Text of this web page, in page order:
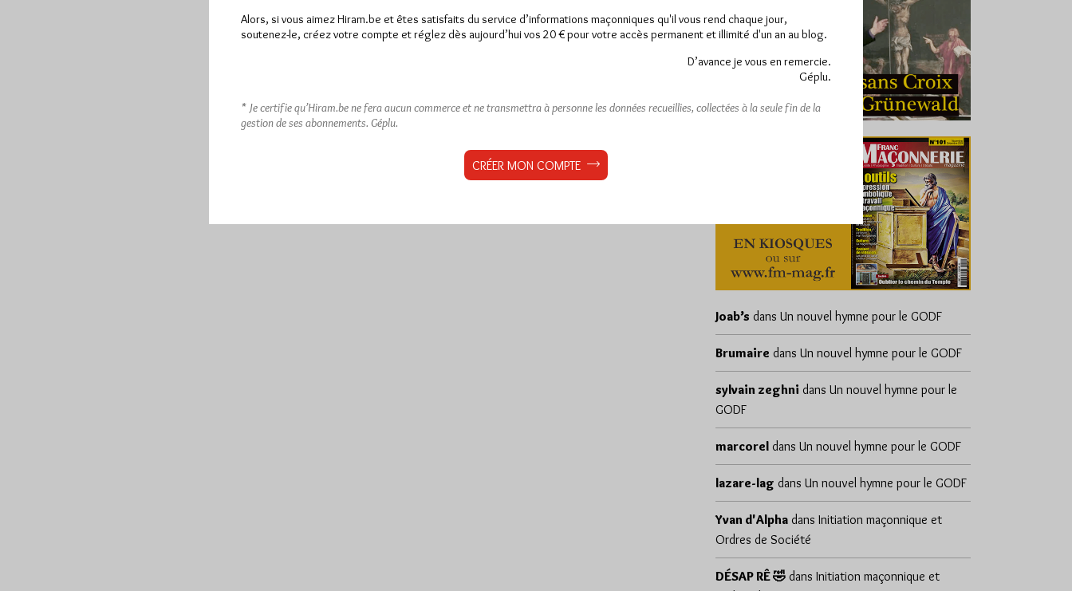
Joab’s dans Un nouvel hymne pour le GODF
Brumaire dans Un nouvel hymne pour le GODF
sylvain zeghni dans Un nouvel hymne pour le
GODF
marcorel dans Un nouvel hymne pour le GODF
lazare-lag dans Un nouvel hymne pour le GODF
Yvan d'Alpha dans Initiation maçonnique et
Ordres de Société
DÉSAP RÊ 🤣 dans Initiation maçonnique et
Alors, si vous aimez Hiram.be et êtes satisfaits du service d’informations maçonniques qu'il vous rend chaque jour,
soutenez-le, créez votre compte et réglez dès aujourd’hui vos 20 € pour votre accès permanent et illimité d'un an au blog.
D’avance je vous en remercie.
Géplu.
* Je certifie qu’Hiram.be ne fera aucun commerce et ne transmettra à personne les données recueillies, collectées à la seule fin de la
gestion de ses abonnements. Géplu.
CRÉER MON COMPTE